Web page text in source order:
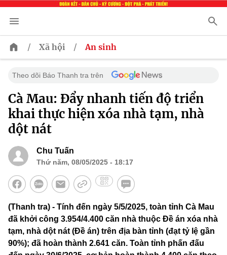
/ Xã hội / An sinh
Theo dõi Báo Thanh tra trên
Cà Mau: Đẩy nhanh tiến độ triển
khai thực hiện xóa nhà tạm, nhà
dột nát
Chu Tuấn
Thứ năm, 08/05/2025 - 18:17
(Thanh tra) - Tính đến ngày 5/5/2025, toàn tỉnh Cà Mau
đã khởi công 3.954/4.400 căn nhà thuộc Đề án xóa nhà
tạm, nhà dột nát (Đề án) trên địa bàn tỉnh (đạt tỷ lệ gần
90%); đã hoàn thành 2.641 căn. Toàn tỉnh phấn đấu